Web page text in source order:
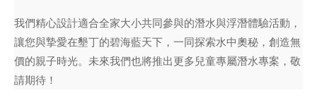
我們精心設計適合全家大小共同參與的潛水與浮潛體驗活動，
讓您與摯愛在墾丁的碧海藍天下，一同探索水中奧秘，創造無
價的親子時光。未來我們也將推出更多兒童專屬潛水專案，敬
請期待！